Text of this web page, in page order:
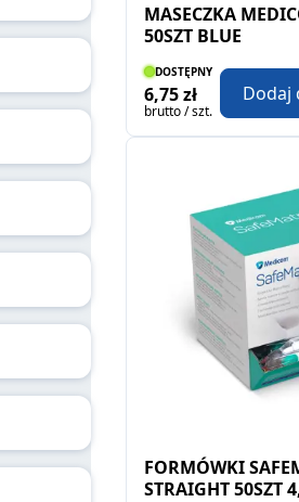
MASECZKA
50SZT BLUE
DOSTĘPNY
6,75 zł
brutto / szt.
Dodaj
FORMÓWKI
STRAIGHT 50SZT